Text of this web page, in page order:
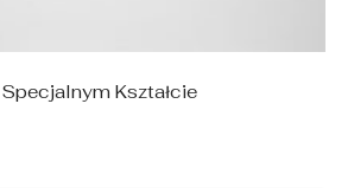
Kształcie